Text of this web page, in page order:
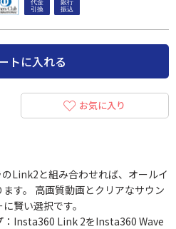
トに入れる
お気に入り
Link2と組み合わせれば、オールイ
す。 高画質動画とクリアなサウン
賢い選択です。
：Insta360 Link 2をInsta360 Wave